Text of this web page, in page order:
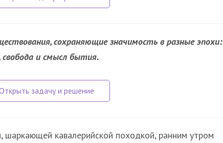
сохраняющие значимость в разные эпохи:
свобода и смысл бытия.
кавалерийской походкой, ранним утром